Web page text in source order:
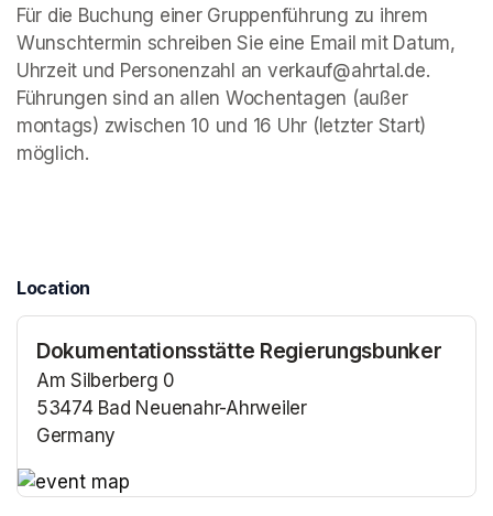
Für die Buchung einer Gruppenführung zu ihrem
Wunschtermin schreiben Sie eine Email mit Datum,
Uhrzeit und Personenzahl an verkauf@ahrtal.de.
Führungen sind an allen Wochentagen (außer
montags) zwischen 10 und 16 Uhr (letzter Start)
möglich.
Location
Dokumentationsstätte Regierungsbunker
Am Silberberg 0
53474 Bad Neuenahr-Ahrweiler
Germany